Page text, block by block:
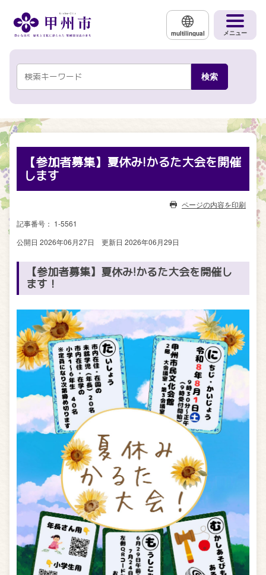
multilingual メニュー
【参加者募集】夏休み!かるた大会を開催
します
ページの内容を印刷
記事番号： 1-5561
公開日 2026年06月27日
更新日 2026年06月29日
【参加者募集】夏休み!かるた大会を開催し
ます！